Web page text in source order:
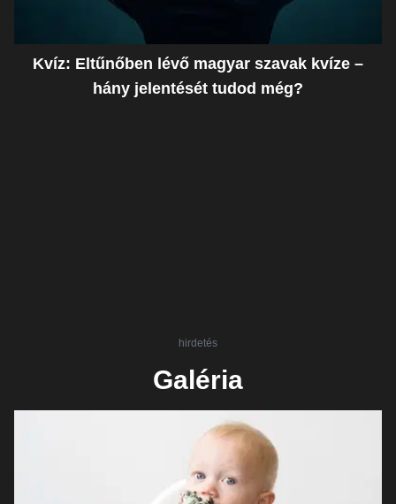
Kvíz: Eltűnőben lévő magyar szavak kvíze –
hány jelentését tudod még?
hirdetés
Galéria